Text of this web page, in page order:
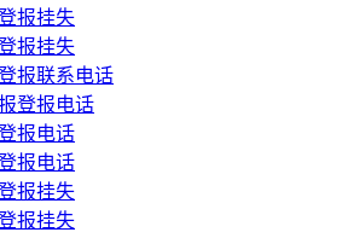
报挂失
报挂失
报联系电话
登报电话
报电话
报电话
报挂失
报挂失